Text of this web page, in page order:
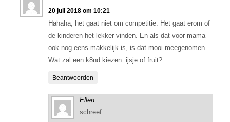
20 juli 2018 om 10:21
Hahaha, het gaat niet om competitie. Het gaat erom of
de kinderen het lekker vinden. En als dat voor mama
ook nog eens makkelijk is, is dat mooi meegenomen.
Wat zal een k8nd kiezen: ijsje of fruit?
Beantwoorden
Ellen
schreef: